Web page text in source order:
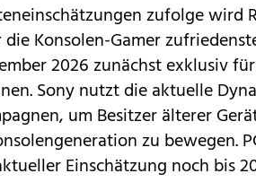
zufolge wird
Konsolen-Gamer
2026 zunächst exklusiv
Sony nutzt die aktuelle
um Besitzer älterer
zu bewegen.
Einschätzung noch bis